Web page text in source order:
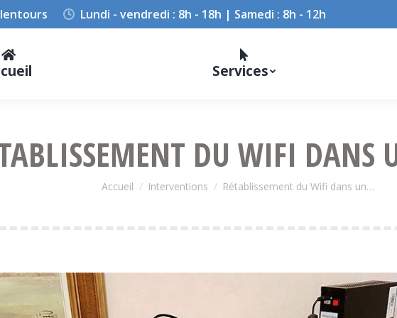
Lundi - vendredi : 8h - 18h | Samedi : 8h - 12h
Services
DU WIFI DANS
Vous êtes ici :
Accueil Interventions Rétablissement du Wifi dans un…